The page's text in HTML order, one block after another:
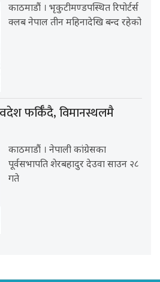
काठमाडौं । भृकुटीमण्डपस्थित रिपोर्टर्स
क्लब नेपाल तीन महिनादेखि बन्द रहेको
फर्किँदै, विमानस्थलमै
काठमाडौं । नेपाली कांग्रेसका
पूर्वसभापति शेरबहादुर देउवा साउन २८
गते